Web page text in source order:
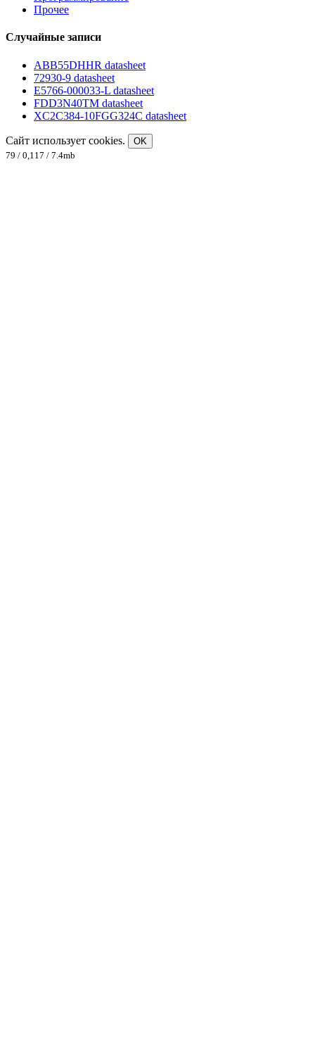
Прочее
Случайные записи
ABB55DHHR datasheet
72930-9 datasheet
E5766-000033-L datasheet
FDD3N40TM datasheet
XC2C384-10FGG324C datasheet
Сайт использует cookies.
OK
79 / 0,117 / 7.4mb